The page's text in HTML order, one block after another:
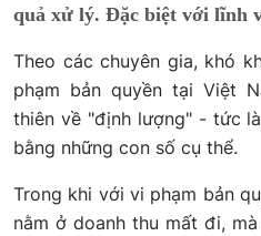
quả xử lý. Đặc biệt với lĩnh
Theo các chuyên gia, khó
phạm bản quyền tại Việt
thiên về "định lượng" - tức
bằng những con số cụ thể.
Trong khi với vi phạm bản
nằm ở doanh thu mất đi,